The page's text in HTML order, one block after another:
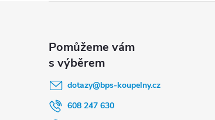
dotazy@bps-koupelny.cz
608 247 630